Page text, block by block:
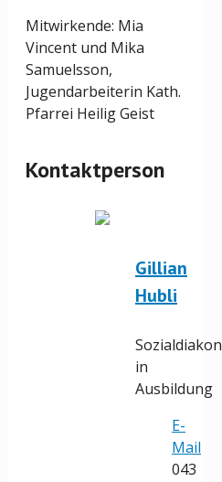
Mitwirkende: Mia
Vincent und Mika
Samuelsson,
Jugendarbeiterin Kath.
Pfarrei Heilig Geist
Kontaktperson
Gillian
Hubli
Sozialdiakon
in
Ausbildung
E-
Mail
043